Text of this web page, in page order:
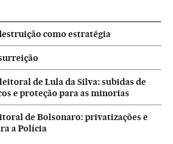
como estratégia
de Lula da Silva: subidas de
e proteção para as minorias
de Bolsonaro: privatizações e
a Polícia